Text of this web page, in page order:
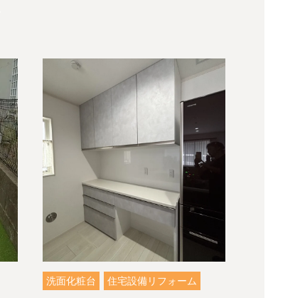
洗面化粧台 住宅設備リフォーム